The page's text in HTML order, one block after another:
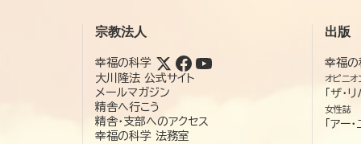
宗教法人
幸福の科学
大川隆法 公式サイト
メールマガジン
精舎へ行こう
精舎・支部へのアクセス
幸福の科学 法務室
出版
幸福の
オピニオ
「ザ・
女性誌
「アー